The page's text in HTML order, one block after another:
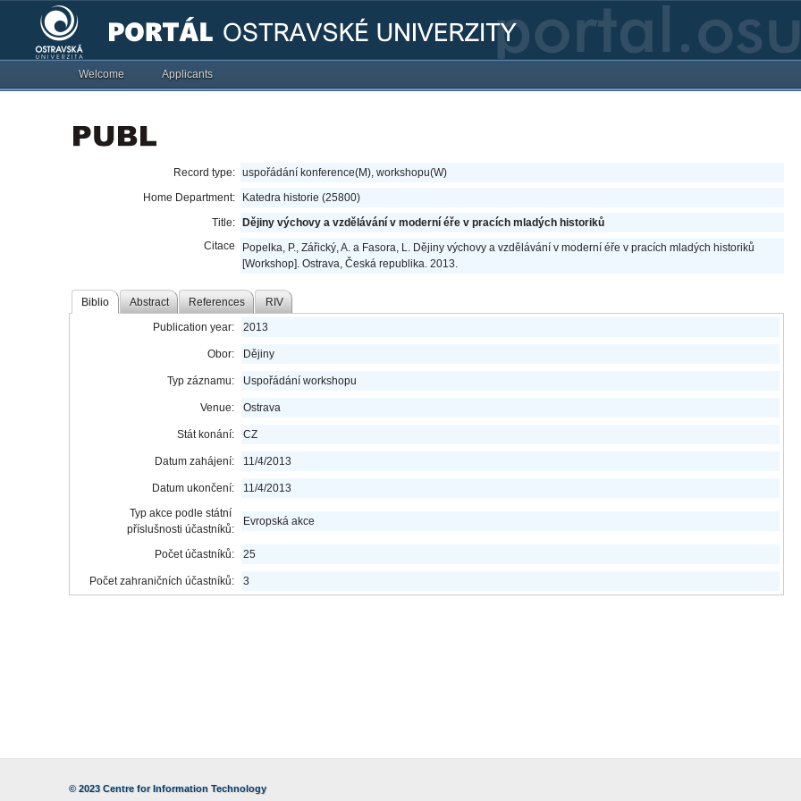
Welcome Applicants
Record type: uspořádání konference(M), workshopu(W)
Home Department:
Katedra historie (25800)
Title:
Dějiny výchovy a vzdělávání v moderní éře v pracích mladých historiků
Citace
Popelka, P., Zářický, A. a Fasora, L. Dějiny výchovy a vzdělávání v moderní éře v pracích mladých historiků
[Workshop]. Ostrava, Česká republika. 2013.
Biblio Abstract References RIV
Publication year: 2013
Obor: Dějiny
Typ záznamu: Uspořádání workshopu
Venue: Ostrava
Stát konání: CZ
Datum zahájení: 11/4/2013
Datum ukončení:
11/4/2013
Typ akce podle státní
příslušnosti účastníků:
Evropská akce
Počet účastníků: 25
Počet zahraničních účastníků: 3
© 2023Centre for Information Technology